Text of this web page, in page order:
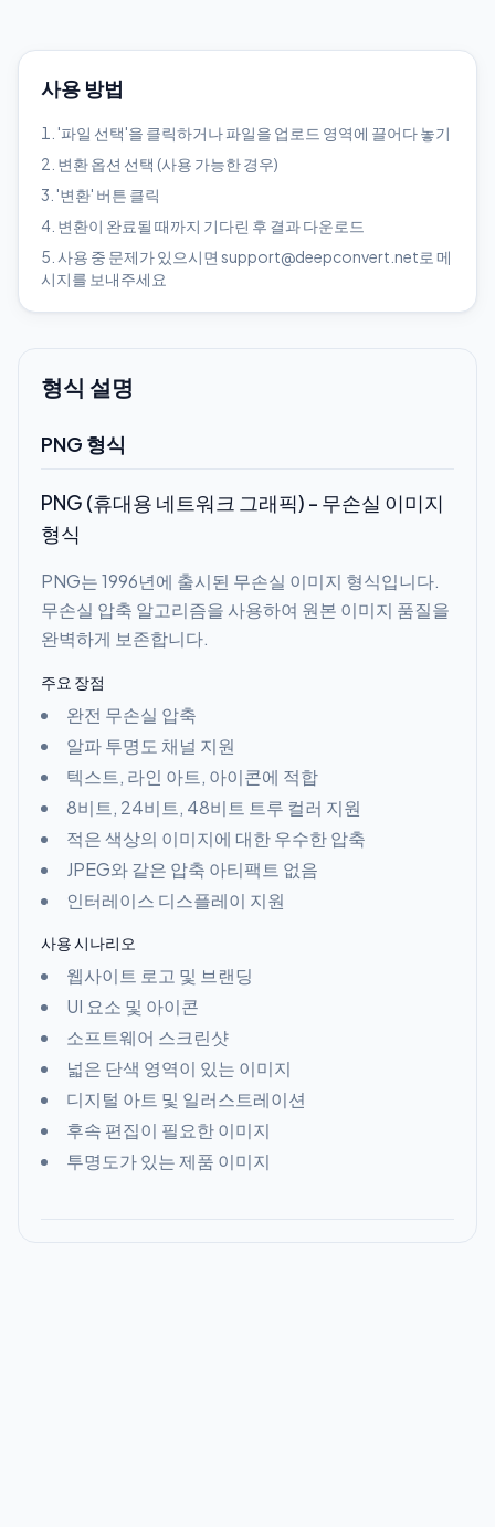
사용 방법
'파일 선택'을 클릭하거나 파일을 업로드 영역에 끌어다 놓기
변환 옵션 선택 (사용 가능한 경우)
'변환' 버튼 클릭
변환이 완료될 때까지 기다린 후 결과 다운로드
사용 중 문제가 있으시면 support@deepconvert.net로 메
시지를 보내주세요
형식 설명
PNG 형식
PNG (휴대용 네트워크 그래픽) - 무손실 이미지
형식
PNG는 1996년에 출시된 무손실 이미지 형식입니다.
무손실 압축 알고리즘을 사용하여 원본 이미지 품질을
완벽하게 보존합니다.
주요 장점
완전 무손실 압축
알파 투명도 채널 지원
텍스트, 라인 아트, 아이콘에 적합
8비트, 24비트, 48비트 트루 컬러 지원
적은 색상의 이미지에 대한 우수한 압축
JPEG와 같은 압축 아티팩트 없음
인터레이스 디스플레이 지원
사용 시나리오
웹사이트 로고 및 브랜딩
UI 요소 및 아이콘
소프트웨어 스크린샷
넓은 단색 영역이 있는 이미지
디지털 아트 및 일러스트레이션
후속 편집이 필요한 이미지
투명도가 있는 제품 이미지